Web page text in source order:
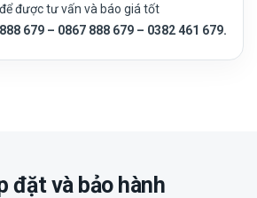
được tư vấn và báo giá tốt
679 – 0867 888 679 – 0382 461 679.
đặt và bảo hành